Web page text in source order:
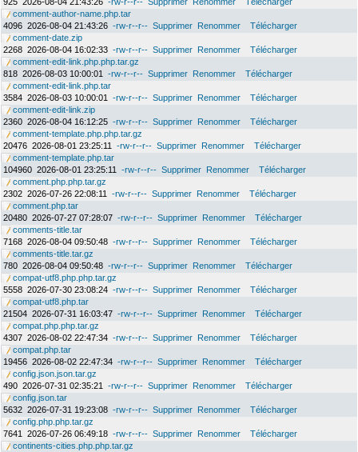
comment-author-name.php.tar
4096 2026-08-04 21:43:26 -rw-r--r-- Supprimer Renommer
Télécharger
comment-date.zip
2268 2026-08-04 16:02:33 -rw-r--r-- Supprimer Renommer
Télécharger
comment-edit-link.php.php.tar.gz
818 2026-08-03 10:00:01 -rw-r--r-- Supprimer Renommer
Télécharger
comment-edit-link.php.tar
3584 2026-08-03 10:00:01 -rw-r--r-- Supprimer Renommer
Télécharger
comment-edit-link.zip
2360 2026-08-04 16:12:25 -rw-r--r-- Supprimer Renommer
Télécharger
comment-template.php.php.tar.gz
20476 2026-08-01 23:25:11 -rw-r--r-- Supprimer Renommer
Télécharger
comment-template.php.tar
104960 2026-08-01 23:25:11 -rw-r--r-- Supprimer Renommer
Télécharger
comment.php.php.tar.gz
2302 2026-07-26 22:08:11 -rw-r--r-- Supprimer Renommer
Télécharger
comment.php.tar
20480 2026-07-27 07:28:07 -rw-r--r-- Supprimer Renommer
Télécharger
comments-title.tar
7168 2026-08-04 09:50:48 -rw-r--r-- Supprimer Renommer
Télécharger
comments-title.tar.gz
780 2026-08-04 09:50:48 -rw-r--r-- Supprimer Renommer
Télécharger
compat-utf8.php.php.tar.gz
5558 2026-07-30 23:08:24 -rw-r--r-- Supprimer Renommer
Télécharger
compat-utf8.php.tar
21504 2026-07-31 16:03:47 -rw-r--r-- Supprimer Renommer
Télécharger
compat.php.php.tar.gz
4307 2026-08-02 22:47:34 -rw-r--r-- Supprimer Renommer
Télécharger
compat.php.tar
19456 2026-08-02 22:47:34 -rw-r--r-- Supprimer Renommer
Télécharger
config.json.json.tar.gz
490 2026-07-31 02:35:21 -rw-r--r-- Supprimer Renommer
Télécharger
config.json.tar
5632 2026-07-31 19:23:08 -rw-r--r-- Supprimer Renommer
Télécharger
config.php.php.tar.gz
7641
2026-07-26 06:49:18 -rw-r--r-- Supprimer Renommer
Télécharger
continents-cities.php.php.tar.gz